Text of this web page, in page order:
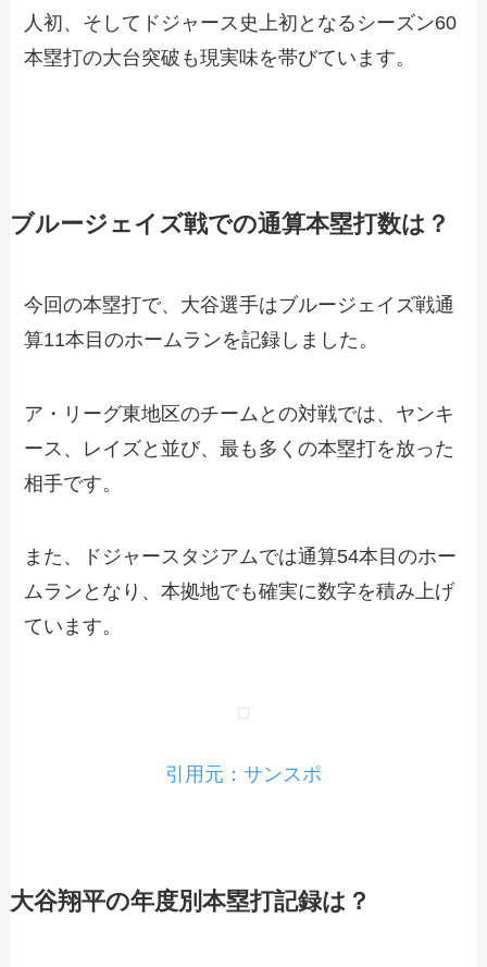
人初、そしてドジャース史上初となるシーズン60
本塁打の大台突破も現実味を帯びています。
ブルージェイズ戦での通算本塁打数は？
今回の本塁打で、大谷選手はブルージェイズ戦通
算11本目のホームランを記録しました。
ア・リーグ東地区のチームとの対戦では、ヤンキ
ース、レイズと並び、最も多くの本塁打を放った
相手です。
また、ドジャースタジアムでは通算54本目のホー
ムランとなり、本拠地でも確実に数字を積み上げ
ています。
引用元：サンスポ
大谷翔平の年度別本塁打記録は？